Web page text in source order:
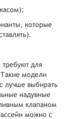
которые
для
модели
лучше выбирать
надувные
клапаном
можно с